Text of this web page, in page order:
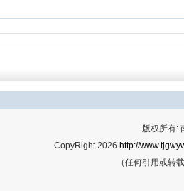
版权所有:
CopyRight 2026 http://
（任何引用或转